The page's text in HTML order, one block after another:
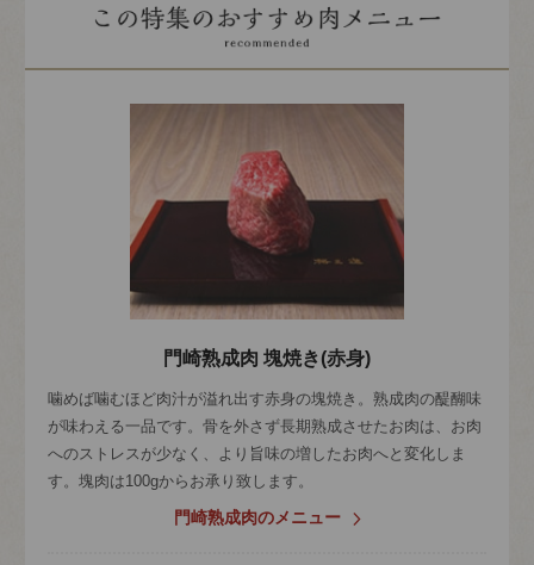
門崎熟成肉 塊焼き(赤身)
噛めば噛むほど肉汁が溢れ出す赤身の塊焼き。熟成肉の醍醐味
が味わえる一品です。骨を外さず長期熟成させたお肉は、お肉
へのストレスが少なく、より旨味の増したお肉へと変化しま
す。塊肉は100gからお承り致します。
門崎熟成肉のメニュー